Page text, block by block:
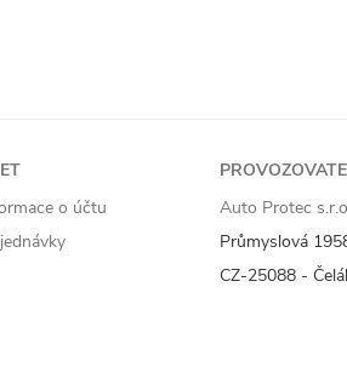
o účtu
Auto Protec
Průmyslová
CZ-25088 -